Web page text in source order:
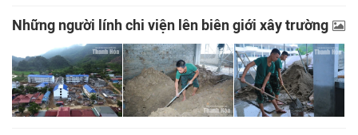
Những người lính chi viện lên biên giới xây trường